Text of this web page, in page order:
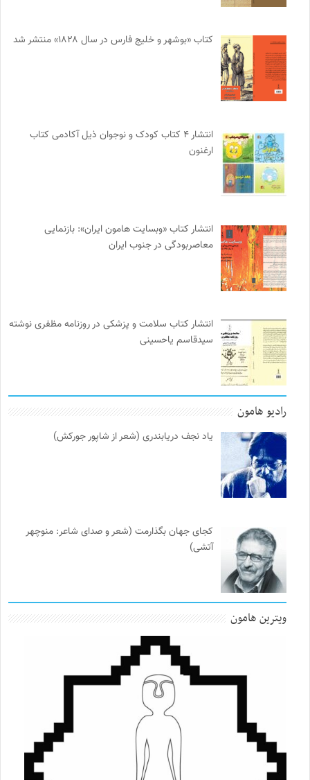
کتاب «بوشهر و خلیج فارس در سال ۱۸۲۸» منتشر شد
انتشار ۴ کتاب کودک و نوجوان ذیل آکادمی کتاب
ارغنون
انتشار کتاب «وبسایت هامون ایران»: بازنمایی
معاصربودگی در جنوب ایران
انتشار کتاب سلامت و پزشکی در روزنامه مظفری نوشته
سیدقاسم یاحسینی
رادیو هامون
یاد نجف دریابندری (شعر از شاپور جورکش)
کجای جهان بگذارمت (شعر و صدای شاعر: منوچهر
آتشی)
ویترین هامون